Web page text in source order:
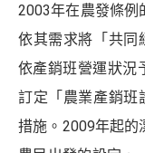
2003年在農發條例
依其需求將「共同
依產銷班營運狀況
訂定「農業產銷班
措施。2009年起的